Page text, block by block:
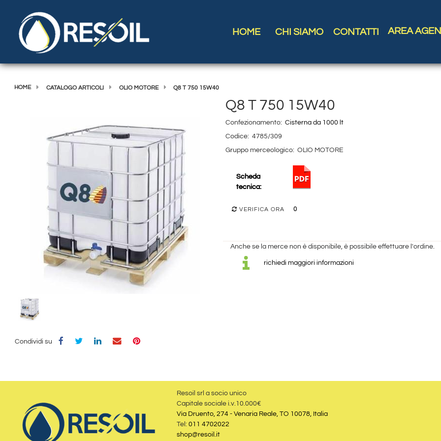
HOME CHI SIAMO CONTATTI AREA
HOME CATALOGO ARTICOLI OLIO MOTORE Q8 T 750 15W40
Q8 T 750 15W40
Confezionamento: Cisterna da 1000 lt
Codice: 4785/309
Gruppo merceologico: OLIO MOTORE
Scheda
tecnica:
VERIFICA ORA 0
Anche se la merce non è disponibile, è possibile effettuare l'ordine.
richiedi maggiori informazioni
Condividi su
Resoil srl a socio unico
Capitale sociale i.v.10.000€
Via Druento, 274 - Venaria Reale, TO 10078, Italia
Tel: 011 4702022
shop@resoil.it